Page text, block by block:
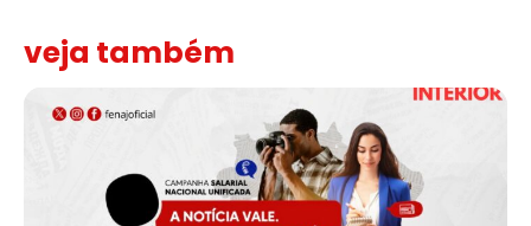
veja também
Assinada nova CCT de jornais e revistas do interior